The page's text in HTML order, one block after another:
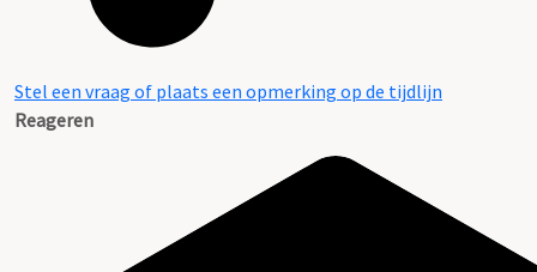
Stel een vraag of plaats een opmerking op de tijdlijn
Reageren